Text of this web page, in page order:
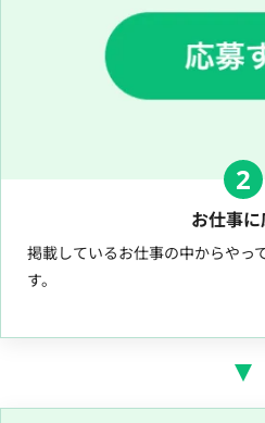
2
お仕事
掲載しているお仕事の中からやっ
す。